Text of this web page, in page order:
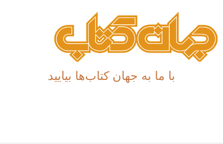
با ما به جهان کتاب‌ها بیایید